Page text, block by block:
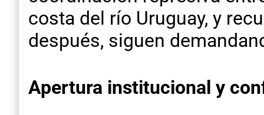
costa del río Uruguay, y
después, siguen
Apertura institucional y